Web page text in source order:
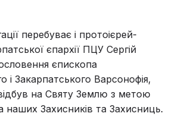
перебуває і протоієрей-
єпархії ПЦУ Сергій
єпископа
і Закарпатського Варсонофія,
на Святу Землю з метою
наших Захисників та Захисниць.